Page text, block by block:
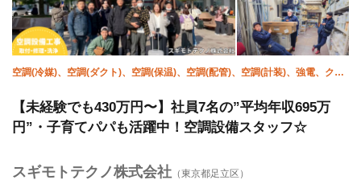
空調(冷媒)、空調(ダクト)、空調(保温)、空調(配管)、空調(計装)、強電、クリ
【未経験でも430万円〜】社員7名の”平均年収695万
円”・子育てパパも活躍中！空調設備スタッフ☆
スギモトテクノ株式会社 （東京都足立区）